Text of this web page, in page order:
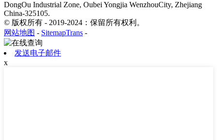
DongOu Industrial Zone, Oubei Yongjia WenzhouCity, Zhejiang
China-325105.
© 版权所有 - 2019-2024：保留所有权利。
网站地图 - SitemapTrans -
发送电子邮件
x